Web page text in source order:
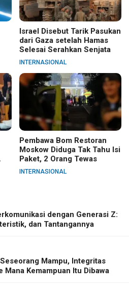
Israel Disebut Tarik Pasukan
dari Gaza setelah Hamas
Selesai Serahkan Senjata
INTERNASIONAL
Pembawa Bom Restoran
Moskow Diduga Tak Tahu Isi
Paket, 2 Orang Tewas
INTERNASIONAL
dengan Generasi Z:
dan Tantangannya
Mampu, Integritas
Mana Kemampuan Itu Dibawa